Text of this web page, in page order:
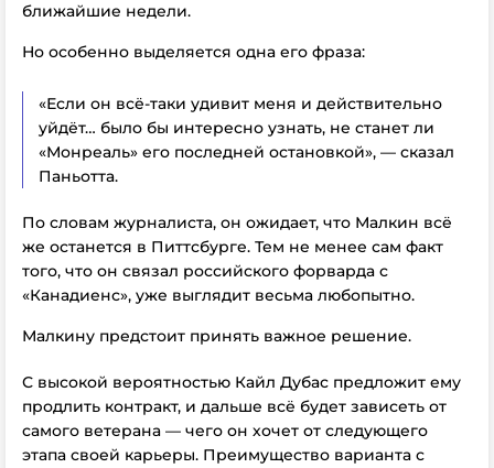
ближайшие недели.
Но особенно выделяется одна его фраза:
«Если он всё-таки удивит меня и действительно
уйдёт… было бы интересно узнать, не станет ли
«Монреаль» его последней остановкой», — сказал
Паньотта.
По словам журналиста, он ожидает, что Малкин всё
же останется в Питтсбурге. Тем не менее сам факт
того, что он связал российского форварда с
«Канадиенс», уже выглядит весьма любопытно.
Малкину предстоит принять важное решение.
С высокой вероятностью Кайл Дубас предложит ему
продлить контракт, и дальше всё будет зависеть от
самого ветерана — чего он хочет от следующего
этапа своей карьеры. Преимущество варианта с